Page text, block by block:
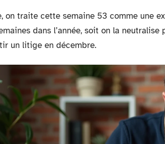
on traite cette semaine 53 comme une
dans l’année, soit on la
un litige en décembre.